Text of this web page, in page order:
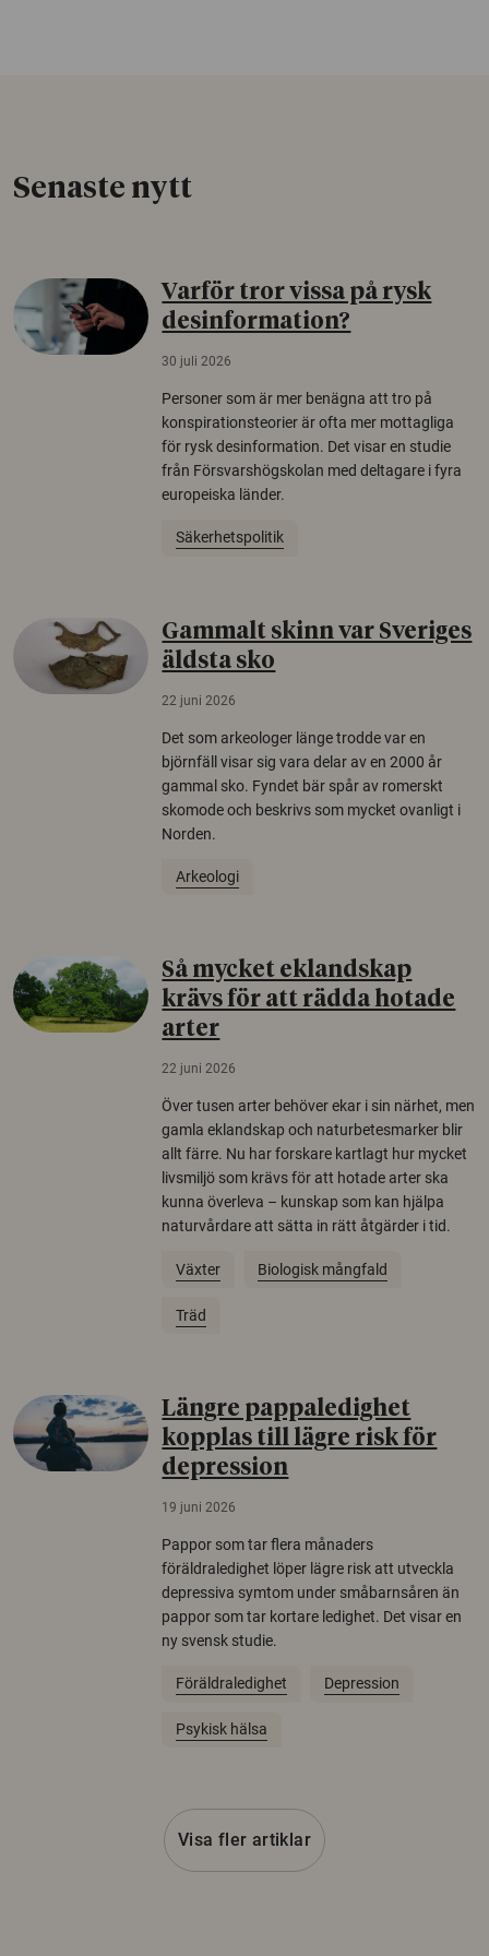
Senaste nytt
Varför tror vissa på rysk
desinformation?
30 juli 2026
Personer som är mer benägna att tro på
konspirationsteorier är ofta mer mottagliga
för rysk desinformation. Det visar en studie
från Försvarshögskolan med deltagare i fyra
europeiska länder.
Säkerhetspolitik
Gammalt skinn var Sveriges
äldsta sko
22 juni 2026
Det som arkeologer länge trodde var en
björnfäll visar sig vara delar av en 2000 år
gammal sko. Fyndet bär spår av romerskt
skomode och beskrivs som mycket ovanligt i
Norden.
Arkeologi
Så mycket eklandskap
krävs för att rädda hotade
arter
22 juni 2026
Över tusen arter behöver ekar i sin närhet, men
gamla eklandskap och naturbetesmarker blir
allt färre. Nu har forskare kartlagt hur mycket
livsmiljö som krävs för att hotade arter ska
kunna överleva – kunskap som kan hjälpa
naturvårdare att sätta in rätt åtgärder i tid.
Växter Biologisk mångfald
Träd
Längre pappaledighet
kopplas till lägre risk för
depression
19 juni 2026
Pappor som tar flera månaders
föräldraledighet löper lägre risk att utveckla
depressiva symtom under småbarnsåren än
pappor som tar kortare ledighet. Det visar en
ny svensk studie.
Föräldraledighet Depression
Psykisk hälsa
Visa fler artiklar